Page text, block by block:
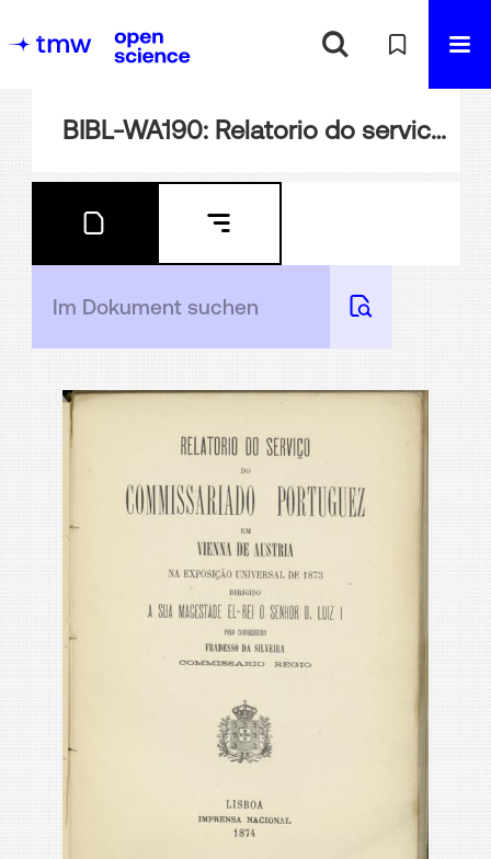
BIBL-WA190: Relatorio do servico do Commissariado Portugez em Vienna de Austria na exposicao universale de 1873